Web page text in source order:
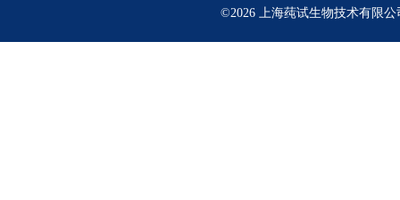
©2026 上海莼试生物技术有限